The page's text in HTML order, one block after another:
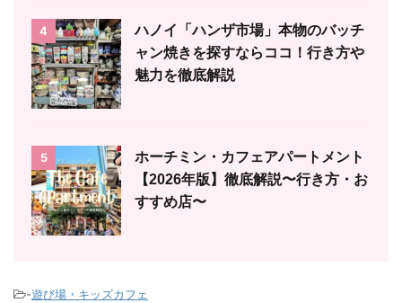
4
ハノイ「ハンザ市場」本物のバッチ
ャン焼きを探すならココ！行き方や
魅力を徹底解説
5
ホーチミン・カフェアパートメント
【2026年版】徹底解説〜行き方・お
すすめ店〜
-遊び場・キッズカフェ